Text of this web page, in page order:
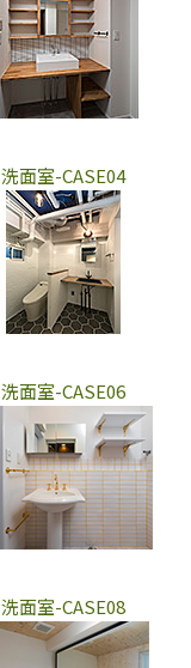
洗面室-CASE04
洗面室-CASE06
洗面室-CASE08